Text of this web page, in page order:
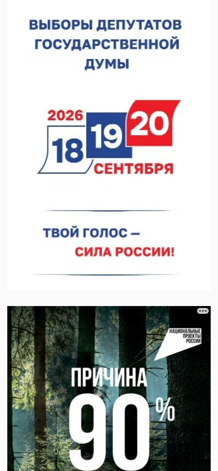
В Нижнем Новгороде отметили 70-летие Дня строителя
07.08.2026 12:04
В Нижегородской области созданы четыре ММЦ
07.08.2026 11:46